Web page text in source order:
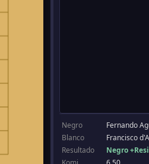
Negro
Fernando
Blanco
Francisco
Resultado
Negro